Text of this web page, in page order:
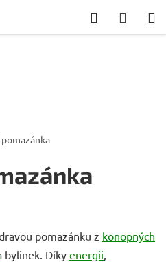
Hledat
KOŠÍK
pomazánku z konopných
bylinek. Díkyenergii